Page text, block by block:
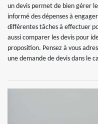
un devis permet de bien gérer
informé des dépenses à
différentes tâches à effectuer
aussi comparer les devis pour
proposition. Pensez à vous
une demande de devis dans le